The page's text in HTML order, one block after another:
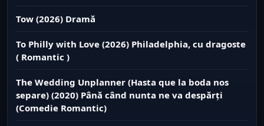
Tow (2026) Dramă
To Philly with Love (2026) Philadelphia, cu dragoste
( Romantic )
The Wedding Unplanner (Hasta que la boda nos
separe) (2020) Până când nunta ne va despărți
(Comedie Romantic)